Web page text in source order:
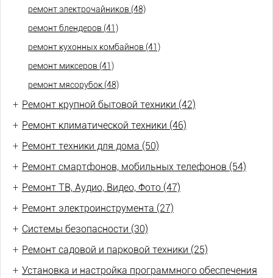
ремонт электрочайников (48)
ремонт блендеров (41)
ремонт кухонных комбайнов (41)
ремонт миксеров (41)
ремонт мясорубок (48)
+ Ремонт крупной бытовой техники (42)
+ Ремонт климатической техники (46)
+ Ремонт техники для дома (50)
+ Ремонт смартфонов, мобильных телефонов (54)
+ Ремонт ТВ, Аудио, Видео, Фото (47)
+ Ремонт электроинструмента (27)
+ Системы безопасности (30)
+ Ремонт садовой и парковой техники (25)
+ Установка и настройка программного обеспечения